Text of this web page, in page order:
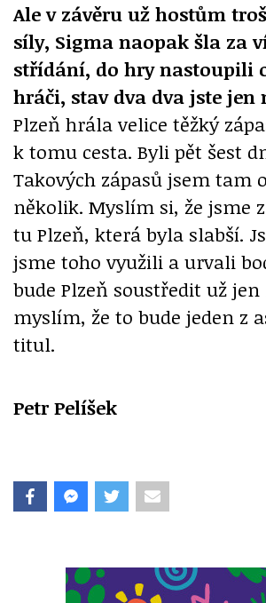
Ale v závěru už hostům
síly, Sigma naopak šla za
střídání, do hry nastoupili
hráči, stav dva dva jste jen
Plzeň hrála velice těžký
k tomu cesta. Byli pět šest
Takových zápasů jsem tam
několik. Myslím si, že jsme
tu Plzeň, která byla slabší.
jsme toho využili a urvali
bude Plzeň soustředit už
myslím, že to bude jeden z
titul.
Petr Pelíšek